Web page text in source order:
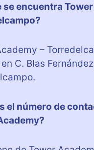
se encuentra
–
C. Blas
el número de